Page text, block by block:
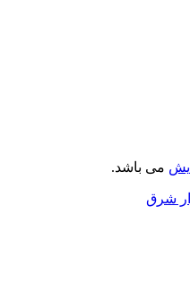
می باشد.
شرق